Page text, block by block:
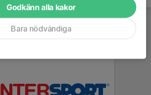
Godkänn alla kakor
Bara nödvändiga